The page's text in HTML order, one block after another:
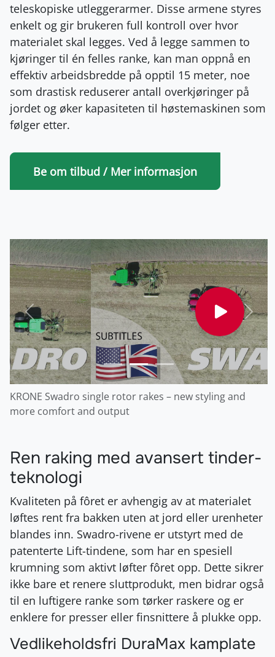
teleskopiske utleggerarmer. Disse armene styres
enkelt og gir brukeren full kontroll over hvor
materialet skal legges. Ved å legge sammen to
kjøringer til én felles ranke, kan man oppnå en
effektiv arbeidsbredde på opptil 15 meter, noe
som drastisk reduserer antall overkjøringer på
jordet og øker kapasiteten til høstemaskinen som
følger etter.
Be om tilbud / Mer informasjon
Forrige
KRONE Swadro single rotor rakes – new styling and
more comfort and output
Ren raking med avansert tinder-
teknologi
Kvaliteten på fôret er avhengig av at materialet
løftes rent fra bakken uten at jord eller urenheter
blandes inn. Swadro-rivene er utstyrt med de
patenterte Lift-tindene, som har en spesiell
krumning som aktivt løfter fôret opp. Dette sikrer
ikke bare et renere sluttprodukt, men bidrar også
til en luftigere ranke som tørker raskere og er
enklere for presser eller finsnittere å plukke opp.
Vedlikeholdsfri DuraMax kamplate